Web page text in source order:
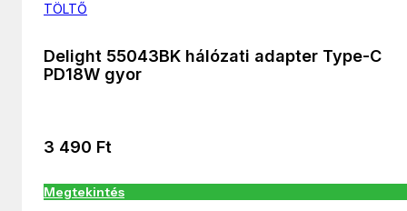
TÖLTŐ
Delight 55043BK hálózati adapter Type-C
PD18W gyor
3 490 Ft
Megtekintés